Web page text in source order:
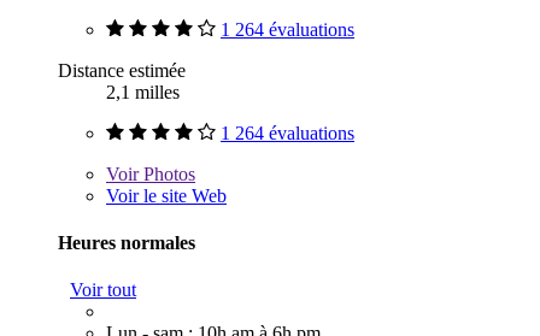
1 264 évaluations
Distance estimée
2,1 milles
1 264 évaluations
VoirPhotos
Voir le site Web
Heures normales
Voir tout